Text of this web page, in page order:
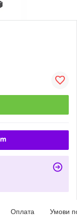
Оплата Умови